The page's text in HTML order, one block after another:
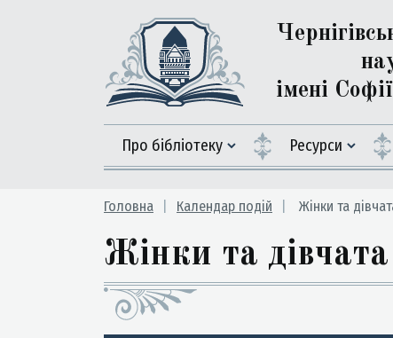
імені
Про бібліотеку Ресурси
Головна Календар подій Жінки та
Жінки та дівчата